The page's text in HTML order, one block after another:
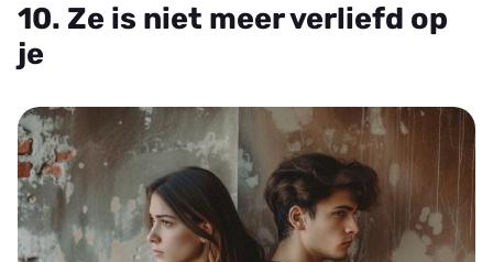
10. Ze is niet meer verliefd op
je